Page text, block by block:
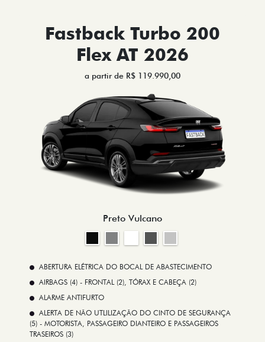
Fastback Turbo 200
Flex AT 2026
a partir de R$ 119.990,00
Preto Vulcano
ABERTURA ELÉTRICA DO BOCAL DE ABASTECIMENTO
AIRBAGS (4) - FRONTAL (2), TÓRAX E CABEÇA (2)
ALARME ANTIFURTO
ALERTA DE NÃO UTLILIZAÇÃO DO CINTO DE SEGURANÇA
(5) - MOTORISTA, PASSAGEIRO DIANTEIRO E PASSAGEIROS
TRASEIROS (3)